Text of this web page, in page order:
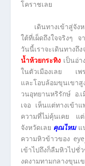
โคราชเลย
เดินทางเข้าสู่จั
ใต้ที่เผ็ดถึงใจจริงๆ
วันนี้เราจะเดินทางถึ
น้ำห้วยกระทิงเป็นอ่า
ในตัวเมืองเลย เพร
และโอบล้อมขุนเ
วนอุทยานหริรักษ์ อ.เ
เจอ เห็นแต่ทางเข้า
ความที่ไม่คุ้นเคย แ
จังหวัดเลย คุณไหม แ
ความหิวข้าวของ
เข้าไปถึงก็ลืมหิวไป
งดงามทามกลางขุนเ